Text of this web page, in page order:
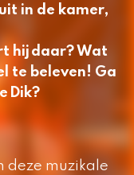
in de kamer,
hij daar? Wat
te beleven! Ga
Dik?
deze muzikale